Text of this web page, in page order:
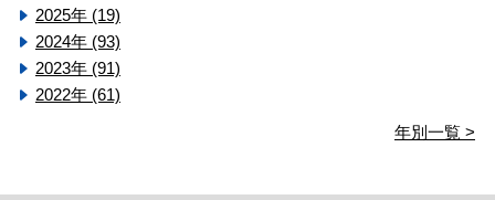
2025年 (19)
2024年 (93)
2023年 (91)
2022年 (61)
年別一覧 >